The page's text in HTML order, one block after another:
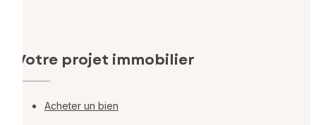
Votre projet immobilier
Acheter un bien